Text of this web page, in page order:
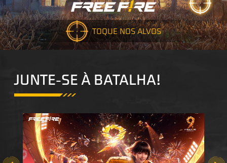
TOQUE NOS ALVOS
JUNTE-SE À BATALHA!